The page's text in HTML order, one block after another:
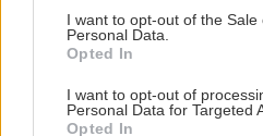
consent section.
I want to opt-out of the Sale
Personal Data.
Opted In
I want to opt-out of
Personal Data for Targeted
Opted In
View this post